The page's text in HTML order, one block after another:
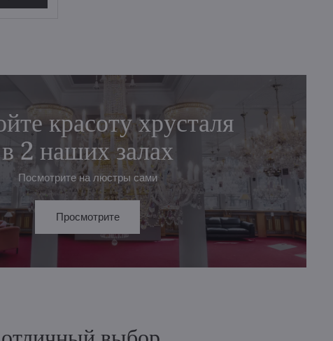
красоту хрусталя
в 2 наших залах
Посмотрите на люстры сами
Просмотрите